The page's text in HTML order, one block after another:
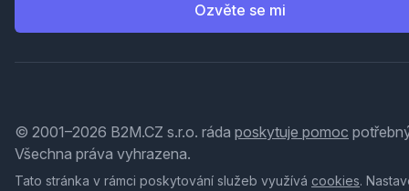
Ozvěte se mi
© 2001–2026 B2M.CZ s.r.o. ráda poskytuje pomoc
Všechna práva vyhrazena.
Tato stránka v rámci poskytování služeb využívá cookies.